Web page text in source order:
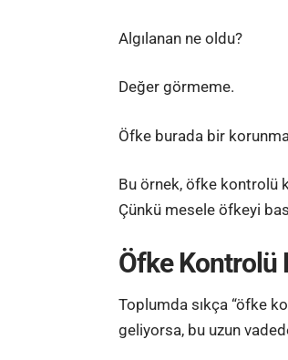
Algılanan ne oldu?
Değer görmeme.
Öfke burada bir
Bu örnek, öfke kontrolü
Çünkü mesele öfkeyi
Öfke Kontrolü
Toplumda sıkça “öfke
geliyorsa, bu uzun